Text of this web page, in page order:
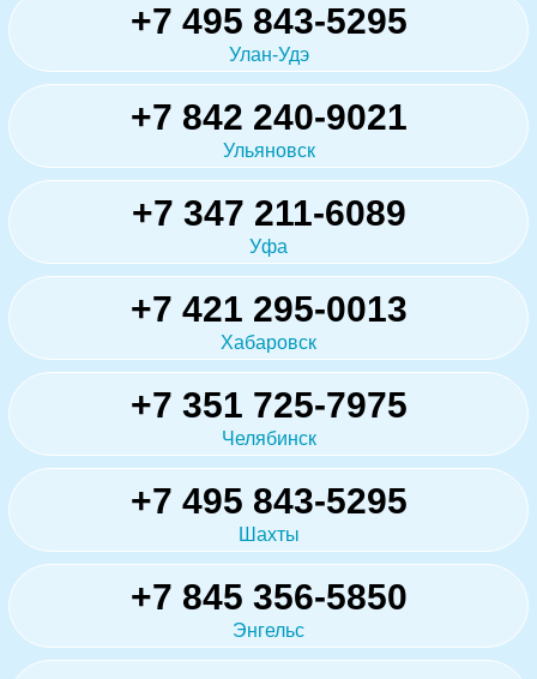
+7 495 843-5295
Улан-Удэ
+7 842 240-9021
Ульяновск
+7 347 211-6089
Уфа
+7 421 295-0013
Хабаровск
+7 351 725-7975
Челябинск
+7 495 843-5295
Шахты
+7 845 356-5850
Энгельс